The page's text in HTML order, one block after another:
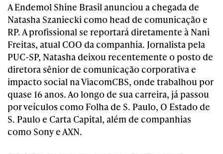
A Endemol Shine Brasil anunciou a chegada de
Natasha Szaniecki como head de comunicação e
RP. A profissional se reportará diretamente à Nani
Freitas, atual COO da companhia. Jornalista pela
PUC-SP, Natasha deixou recentemente o posto de
diretora sênior de comunicação corporativa e
impacto social na ViacomCBS, onde trabalhou por
quase 16 anos. Ao longo de sua carreira, já passou
por veículos como Folha de S. Paulo, O Estado de
S. Paulo e Carta Capital, além de companhias
como Sony e AXN.